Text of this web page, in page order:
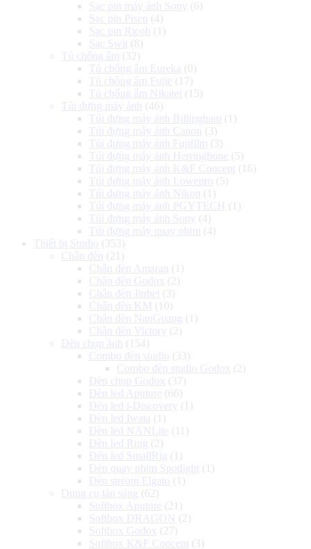
Sạc pin máy ảnh Sony (6)
Sạc pin Pisen
(4)
Sạc pin Ricoh
(1)
Sạc Swit (8)
Tủ chống ẩm (32)
Tủ chống ẩm Eureka (0)
Tủ chống ẩm Fujie (17)
Tủ chống ẩm Nikatei (15)
Túi đựng máy ảnh
(46)
Túi đựng máy ảnh Billingham (1)
Túi đựng máy ảnh Canon
(3)
Túi đựng máy ảnh Fujifilm (3)
Túi đựng máy ảnh Herringbone (5)
Túi đựng máy ảnh K&F Concept (16)
Túi đựng máy ảnh Lowepro (5)
Túi đựng máy ảnh Nikon
(1)
Túi đựng máy ảnh PGYTECH
(1)
Túi đựng máy ảnh Sony (4)
Túi đựng máy quay phim (4)
Thiết bị Studio (353)
Chân đèn
(21)
Chân đèn Amaran
(1)
Chân đèn Godox (2)
Chân đèn Jinbei (3)
Chân đèn KM (10)
Chân đèn NanGuang (1)
Chân đèn Victory (2)
Đèn chụp ảnh
(154)
Combo đèn studio (33)
Combo đèn studio Godox (2)
Đèn chụp Godox (37)
Đèn led Aputure (66)
Đèn led i-Discovery (1)
Đèn led Iwata (1)
Đèn led NANLite (11)
Đèn led Ring (2)
Đèn led SmallRig (1)
Đèn quay phim Spotlight (1)
Đèn stream Elgato (1)
Dụng cụ tản sáng (62)
Softbox Aputure (21)
Softbox DRAGON (2)
Softbox Godox (27)
Softbox K&F Concept (3)